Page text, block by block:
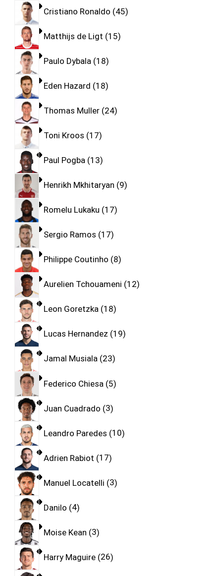
Cristiano Ronaldo 45
Matthijs de Ligt 15
Paulo Dybala 18
Eden Hazard 18
Thomas Muller 24
Toni Kroos 17
Paul Pogba 13
Henrikh Mkhitaryan 9
Romelu Lukaku 17
Sergio Ramos 17
Philippe Coutinho 8
Aurelien Tchouameni 12
Leon Goretzka 18
Lucas Hernandez 19
Jamal Musiala 23
Federico Chiesa 5
Juan Cuadrado 3
Leandro Paredes 10
Adrien Rabiot 17
Manuel Locatelli 3
Danilo 4
Moise Kean 3
Harry Maguire 26